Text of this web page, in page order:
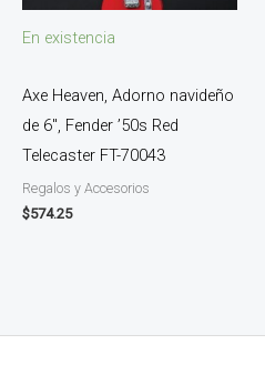
En existencia
Axe Heaven, Adorno navideño
de 6″, Fender ’50s Red
Telecaster FT-70043
Regalos y Accesorios
$574.25